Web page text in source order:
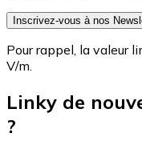
Inscrivez-vous à nos
Pour rappel, la valeur
V/m.
Linky de
?